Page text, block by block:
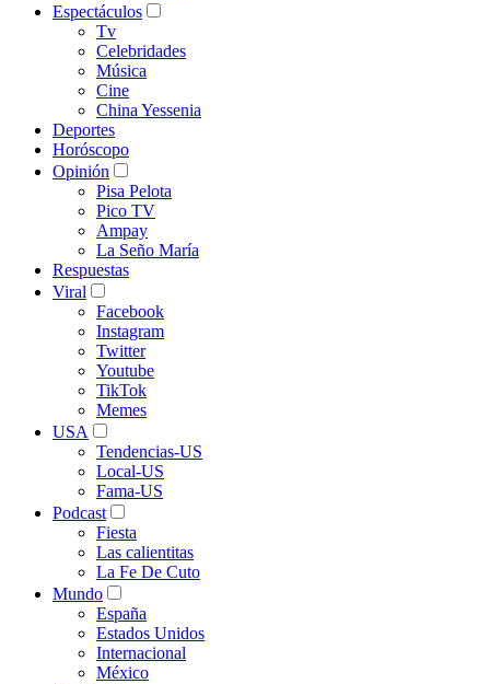
Espectáculos
Tv
Celebridades
Música
Cine
China Yessenia
Deportes
Horóscopo
Opinión
Pisa Pelota
Pico TV
Ampay
La Seño María
Respuestas
Viral
Facebook
Instagram
Twitter
Youtube
TikTok
Memes
USA
Tendencias-US
Local-US
Fama-US
Podcast
Fiesta
Las calientitas
La Fe De Cuto
Mundo
España
Estados Unidos
Internacional
México